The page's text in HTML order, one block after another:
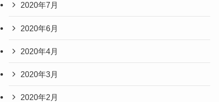
2020年7月
2020年6月
2020年4月
2020年3月
2020年2月